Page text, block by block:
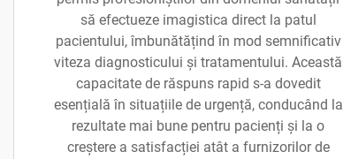
să efectueze imagistica direct la patul
pacientului, îmbunătățind în mod semnificativ
viteza diagnosticului și tratamentului. Această
capacitate de răspuns rapid s-a dovedit
esențială în situațiile de urgență, conducând la
rezultate mai bune pentru pacienți și la o
creștere a satisfacției atât a furnizorilor de